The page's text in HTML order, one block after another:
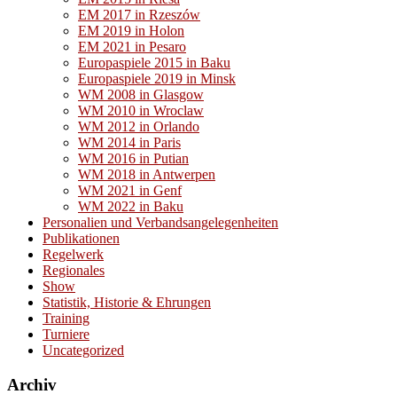
EM 2017 in Rzeszów
EM 2019 in Holon
EM 2021 in Pesaro
Europaspiele 2015 in Baku
Europaspiele 2019 in Minsk
WM 2008 in Glasgow
WM 2010 in Wroclaw
WM 2012 in Orlando
WM 2014 in Paris
WM 2016 in Putian
WM 2018 in Antwerpen
WM 2021 in Genf
WM 2022 in Baku
Personalien und Verbandsangelegenheiten
Publikationen
Regelwerk
Regionales
Show
Statistik, Historie & Ehrungen
Training
Turniere
Uncategorized
Archiv